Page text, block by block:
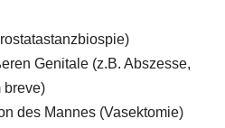
Genitale (z.B. Abszesse,
breve)
des Mannes (Vasektomie)